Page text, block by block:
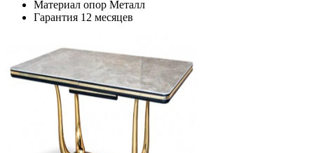
Материал опор Металл
Гарантия 12 месяцев